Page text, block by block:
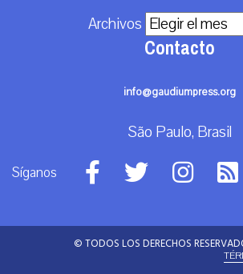
Archivos
Contacto
info@gaudiumpress.org
São Paulo, Brasil
Síganos
© TODOS LOS DERECHOS